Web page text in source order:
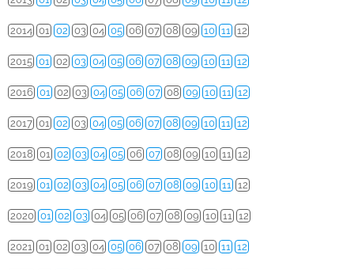
2014 01 02 03 04 05 06 07 08 09 10 11 12
2015 01 02 03 04 05 06 07 08 09 10 11 12
2016 01 02 03 04 05 06 07 08 09 10 11 12
2017 01 02 03 04 05 06 07 08 09 10 11 12
2018 01 02 03 04 05 06 07 08 09 10 11 12
2019 01 02 03 04 05 06 07 08 09 10 11 12
2020 01 02 03 04 05 06 07 08 09 10 11 12
2021 01 02 03 04 05 06 07 08 09 10 11 12